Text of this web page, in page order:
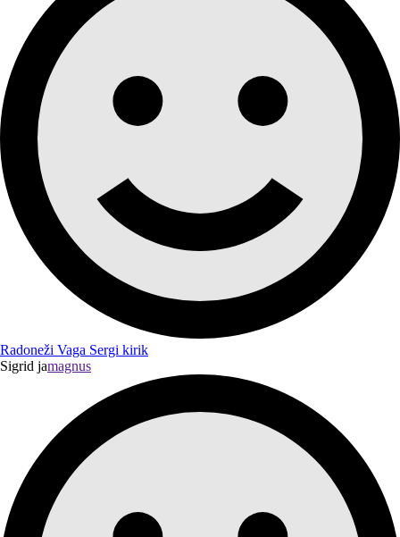
Radoneži Vaga Sergi kirik
Sigrid jamagnus